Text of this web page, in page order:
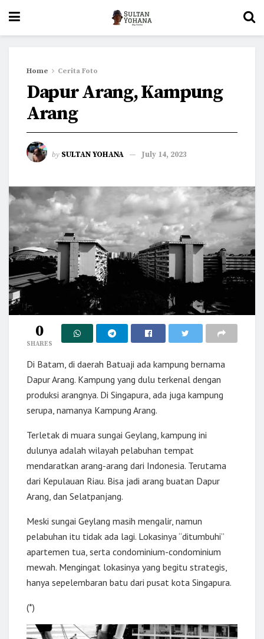
Home Cerita Foto
Dapur Arang, Kampung
Arang
by SULTAN YOHANA July 14, 2023
0
SHARES
Di Batam, di daerah Batuaji ada kampung bernama
Dapur Arang. Kampung yang dulu terkenal dengan
produksi arangnya. Di Singapura, ada juga kampung
serupa, namanya Kampung Arang.
Terletak di muara sungai Geylang, kampung ini
dulunya adalah wilayah pelabuhan tempat
mendaratkan arang-arang dari Indonesia. Terutama
dari Kepulauan Riau. Bisa jadi arang buatan Dapur
Arang, dan Selatpanjang.
Meski sungai Geylang masih mengalir, namun
pelabuhan itu tidak ada lagi. Lokasinya “ditumbuhi”
apartemen tua, serta condominium-condominium
mewah. Mengingat lokasinya yang begitu strategis,
hanya sepelembaran batu dari pusat kota Singapura.
(*)